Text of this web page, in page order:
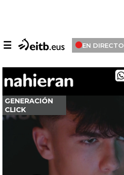
☰ EN DIRECTO
GENERACIÓN
CLICK